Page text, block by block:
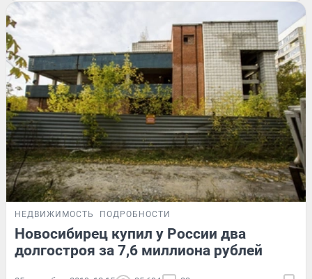
НЕДВИЖИМОСТЬ ПОДРОБНОСТИ
Новосибирец купил у России два
долгостроя за 7,6 миллиона рублей